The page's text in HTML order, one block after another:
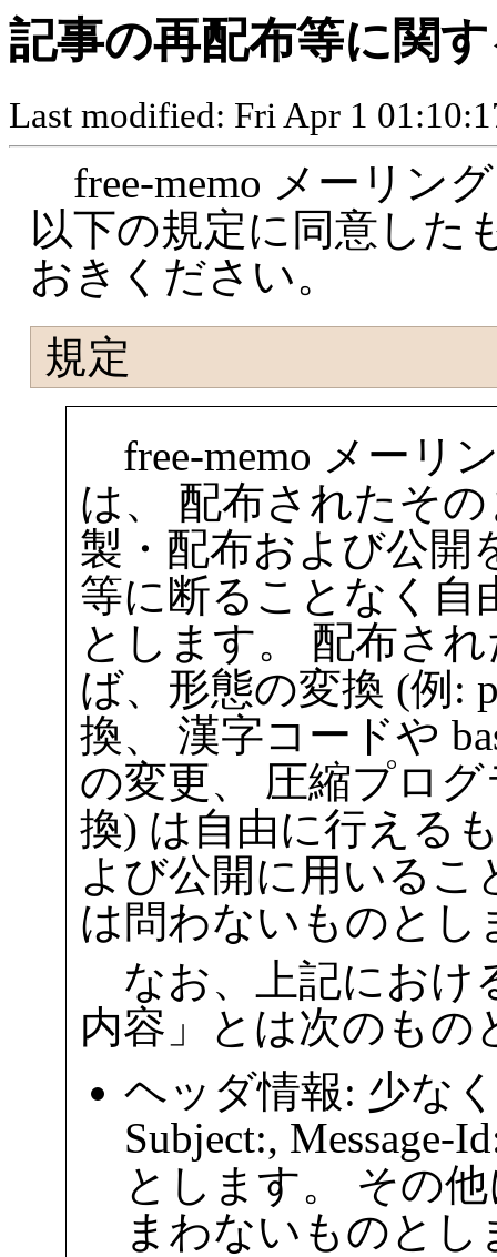
記事の再配布等に関
Last modified: Fri Apr 1
free-memo メーリン
以下の規定に同意した
おきください。
規定
free-memo メーリ
は、 配布されたそ
製・配布および公開
等に断ることなく自
とします。 配布さ
ば、形態の変換 (例:
換、 漢字コードや
の変更、 圧縮プロ
換) は自由に行える
よび公開に用いる
は問わないものとし
なお、上記におけ
内容」とは次のもの
ヘッダ情報: 少な
Subject:,
とします。 その
まわないものとし